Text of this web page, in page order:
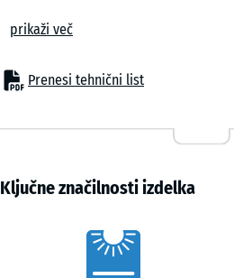
centrih ali fitnes prostorih so puzzle
Tipične uporabe
– Igralna območja za majhne otroke,
– Terase z igralnimi elementi ali
– Domovi za starejše, rehabilitacijski in
Material in zgradba
in protizdrsno površino. V debelini 3 ali
absorpcijo udarcev ob nizki vgradni
prikaži več
Prenesi tehnični list
x
0,25
+ 3,10 €
Ključne značilnosti izdelka